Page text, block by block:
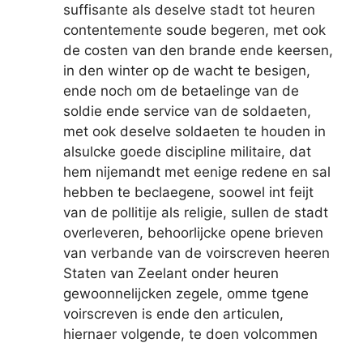
suffisante als deselve stadt tot heuren
contentemente soude begeren, met ook
de costen van den brande ende keersen,
in den winter op de wacht te besigen,
ende noch om de betaelinge van de
soldie ende service van de soldaeten,
met ook deselve soldaeten te houden in
alsulcke goede discipline militaire, dat
hem nijemandt met eenige redene en sal
hebben te beclaegene, soowel int feijt
van de pollitije als religie, sullen de stadt
overleveren, behoorlijcke opene brieven
van verbande van de voirscreven heeren
Staten van Zeelant onder heuren
gewoonnelijcken zegele, omme tgene
voirscreven is ende den articulen,
hiernaer volgende, te doen volcommen